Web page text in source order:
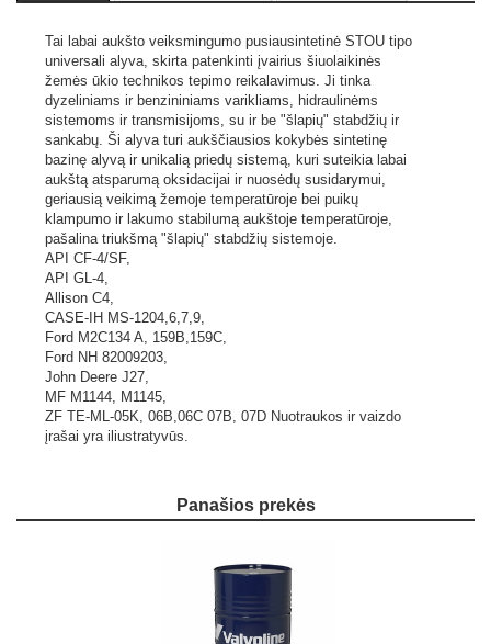
Tai labai aukšto veiksmingumo pusiausintetinė STOU tipo
universali alyva, skirta patenkinti įvairius šiuolaikinės
žemės ūkio technikos tepimo reikalavimus. Ji tinka
dyzeliniams ir benzininiams varikliams, hidraulinėms
sistemoms ir transmisijoms, su ir be "šlapių" stabdžių ir
sankabų. Ši alyva turi aukščiausios kokybės sintetinę
bazinę alyvą ir unikalią priedų sistemą, kuri suteikia labai
aukštą atsparumą oksidacijai ir nuosėdų susidarymui,
geriausią veikimą žemoje temperatūroje bei puikų
klampumo ir lakumo stabilumą aukštoje temperatūroje,
pašalina triukšmą "šlapių" stabdžių sistemoje.
API CF-4/SF,
API GL-4,
Allison C4,
CASE-IH MS-1204,6,7,9,
Ford M2C134 A, 159B,159C,
Ford NH 82009203,
John Deere J27,
MF M1144, M1145,
ZF TE-ML-05K, 06B,06C 07B, 07D Nuotraukos ir vaizdo
įrašai yra iliustratyvūs.
Panašios prekės